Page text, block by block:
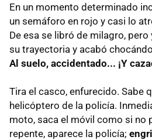
En un momento determinado
un semáforo en rojo y casi lo
De esa se libró de milagro,
su trayectoria y acabó
Al suelo, accidentado... ¡Y
Tira el casco, enfurecido. Sabe
helicóptero de la policía.
moto, saca el móvil como si no
repente, aparece la policía;